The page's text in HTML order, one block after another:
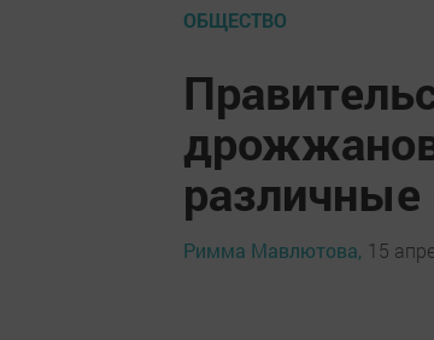
ОБЩЕСТВО
Римма Мавлютова, 15